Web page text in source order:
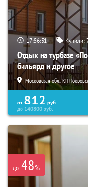
17:56:30 Купили:
Отдых на турбазе
бильярд и другое
Московская обл., КП
от 812 руб.
до140800руб.
до 48%